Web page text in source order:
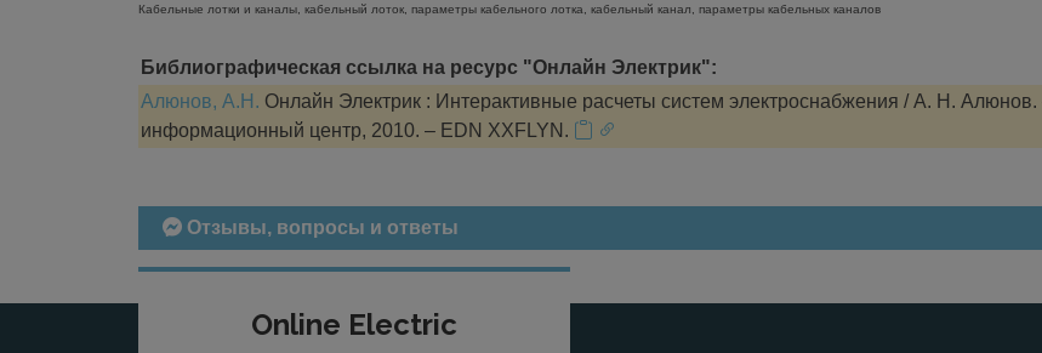
Кабельные лотки и каналы, кабельный лоток, параметры кабельного лотка, кабельный канал, параметры кабельных каналов
Библиографическая ссылка на ресурс "Онлайн Электрик":
Алюнов, А.Н. Онлайн Электрик : Интерактивные расчеты систем электроснабжения / А. Н. Алюнов.
информационный центр, 2010. – EDN XXFLYN.
Отзывы, вопросы и ответы
Online Electric